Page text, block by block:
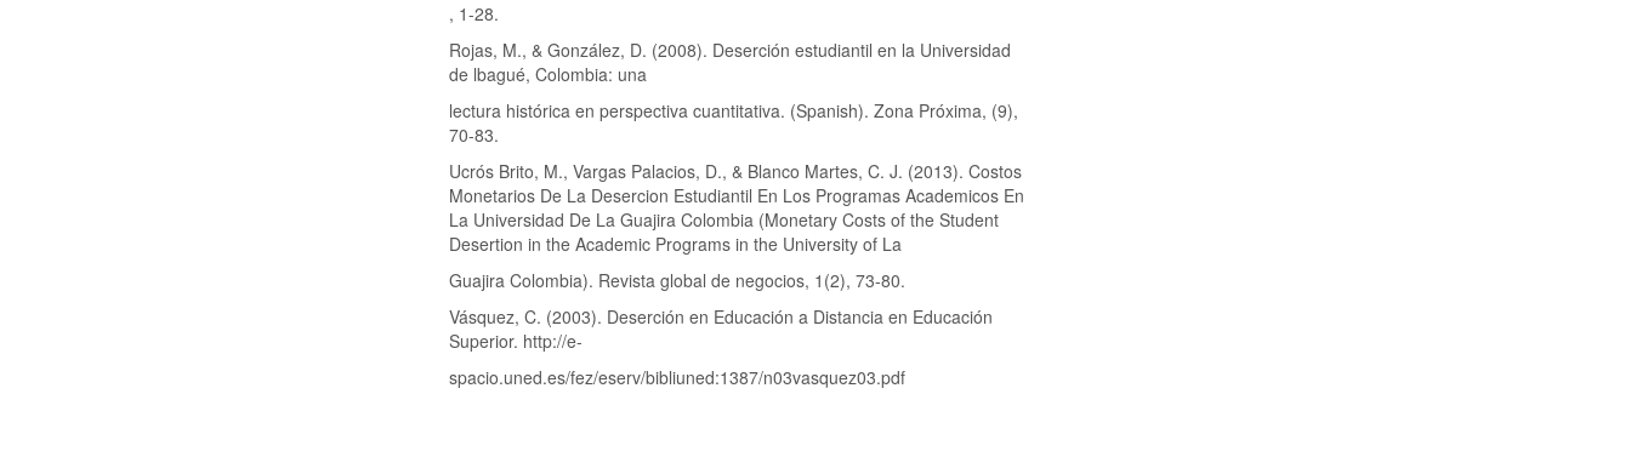
, 1-28.
Rojas, M., & González, D. (2008). Deserción estudiantil en la Universidad
de lbagué, Colombia: una
lectura histórica en perspectiva cuantitativa. (Spanish). Zona Próxima, (9),
70-83.
Ucrós Brito, M., Vargas Palacios, D., & Blanco Martes, C. J. (2013). Costos
Monetarios De La Desercion Estudiantil En Los Programas Academicos En
La Universidad De La Guajira Colombia (Monetary Costs of the Student
Desertion in the Academic Programs in the University of La
Guajira Colombia). Revista global de negocios, 1(2), 73-80.
Vásquez, C. (2003). Deserción en Educación a Distancia en Educación
Superior. http://e-
spacio.uned.es/fez/eserv/bibliuned:1387/n03vasquez03.pdf